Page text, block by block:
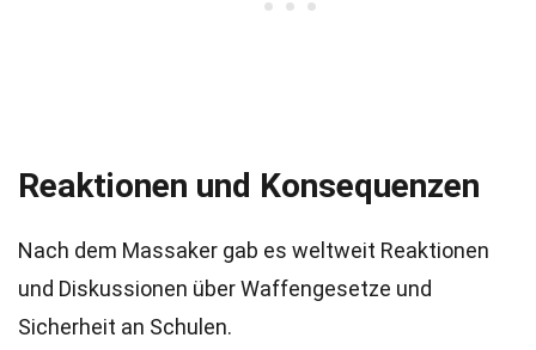
Reaktionen und Konsequenzen
Nach dem Massaker gab es weltweit Reaktionen
und Diskussionen über Waffengesetze und
Sicherheit an Schulen.